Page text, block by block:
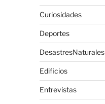
Curiosidades
Deportes
DesastresNaturales
Edificios
Entrevistas